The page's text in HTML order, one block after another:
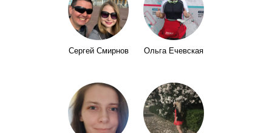
Сергей Смирнов Ольга Ечевская